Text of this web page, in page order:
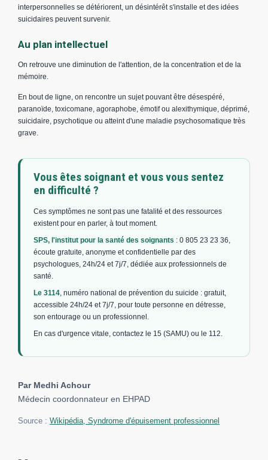
interpersonnelles se détériorent, un désintérêt s'installe et des idées
suicidaires peuvent survenir.
Au plan intellectuel
On retrouve une diminution de l'attention, de la concentration et de la
mémoire.
En bout de ligne, on rencontre un sujet pouvant être désespéré,
paranoïde, toxicomane, agoraphobe, émotif ou alexithymique, déprimé,
suicidaire, psychotique ou atteint d'une maladie psychosomatique très
grave.
Vous êtes soignant et vous vous sentez
en difficulté ?
Ces symptômes ne sont pas une fatalité et des ressources
existent pour en parler, à tout moment.
SPS, l'institut pour la santé des soignants : 0 805 23 23 36,
écoute gratuite, anonyme et confidentielle par des
psychologues, 24h/24 et 7j/7, dédiée aux professionnels de
santé.
Le 3114, numéro national de prévention du suicide : gratuit,
accessible 24h/24 et 7j/7, pour toute personne en détresse,
son entourage ou un professionnel.
En cas d'urgence vitale, contactez le 15 (SAMU) ou le 112.
Par Medhi Achour
Médecin coordonnateur en EHPAD
Source : Wikipédia, Syndrome d'épuisement professionnel